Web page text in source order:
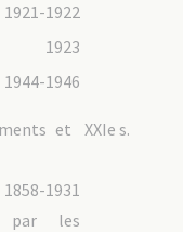
1921-1922
1923
1944-1946
XXIe s.
et
1858-1931
par les